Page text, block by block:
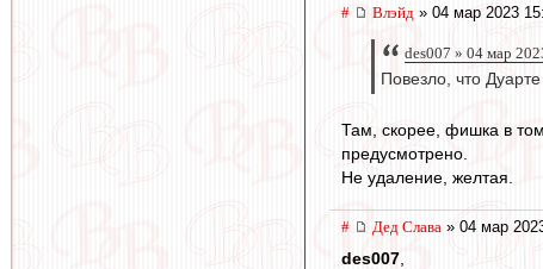
# Влэйд » 04 мар 2023
des007 » 04 мар
Повезло, что
Там, скорее, фишка в
предусмотрено.
Не удаление, желтая.
# Дед Слава » 04 мар
des007